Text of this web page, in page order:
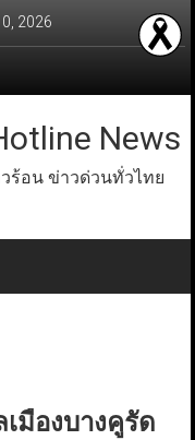
2026
News
ร้อน ข่าวด่วนทั่วไทย
มืองบางคูรัด